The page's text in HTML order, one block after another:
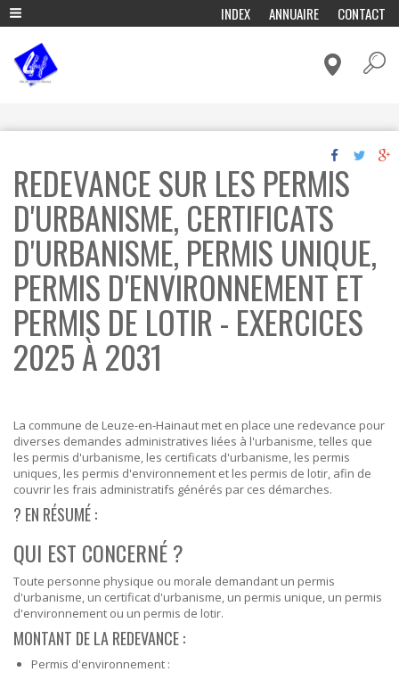
l
o
INDEX ANNUAIRE
CONTACT
ADMINISTRATION & POLITIQUE
CADRE DE VIE & MOBILITÉ
ENVIRONNEMENT ET ENERGIE
FÊTES & TRADITIONS
HISTOIRE, TOURISME & PATRIMOINE
VIVRE ENSEMBLE & SOLIDARITÉ
REDEVANCE SUR LES PERMIS
D'URBANISME, CERTIFICATS
D'URBANISME, PERMIS UNIQUE,
PERMIS D'ENVIRONNEMENT ET
PERMIS DE LOTIR - EXERCICES
2025 À 2031
La commune de Leuze-en-Hainaut met en place une redevance pour
diverses demandes administratives liées à l'urbanisme, telles que
les permis d'urbanisme, les certificats d'urbanisme, les permis
uniques, les permis d'environnement et les permis de lotir, afin de
couvrir les frais administratifs générés par ces démarches.
? EN RÉSUMÉ :
QUI EST CONCERNÉ ?
Toute personne physique ou morale demandant un permis
d'urbanisme, un certificat d'urbanisme, un permis unique, un permis
d'environnement ou un permis de lotir.
MONTANT DE LA REDEVANCE :
Permis d'environnement :